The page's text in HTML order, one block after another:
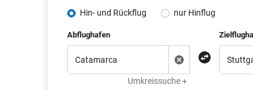
Hin- und Rückflug nur Hinflug
Abflughafen
Umkreissuche +